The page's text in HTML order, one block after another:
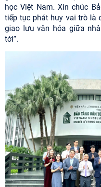
học Việt Nam. Xin chúc
tiếp tục phát huy vai trò là
giao lưu văn hóa giữa
tới”.